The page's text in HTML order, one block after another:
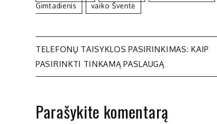
Gimtadienis
Vaiko Šventė
Navigacija
tarp
įrašų
TELEFONŲ TAISYKLOS PASIRINKIMAS: KAIP
PASIRINKTI TINKAMĄ PASLAUGĄ
Parašykite komentarą